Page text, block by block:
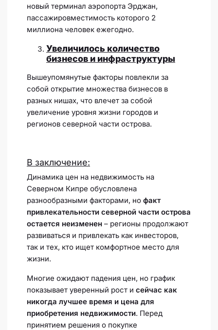
новый терминал аэропорта Эрджан,
пассажировместимость которого 2
миллиона человек ежегодно.
Увеличилось количество
бизнесов и инфраструктуры
Вышеупомянутые факторы повлекли за
собой открытие множества бизнесов в
разных нишах, что влечет за собой
увеличение уровня жизни городов и
регионов северной части острова.
В заключение:
Динамика цен на недвижимость на
Северном Кипре обусловлена
разнообразными факторами, но факт
привлекательности северной части острова
остается неизменен – регионы продолжают
развиваться и привлекать как инвесторов,
так и тех, кто ищет комфортное место для
жизни.
Многие ожидают падения цен, но график
показывает уверенный рост и сейчас как
никогда лучшее время и цена для
приобретения недвижимости. Перед
принятием решения о покупке